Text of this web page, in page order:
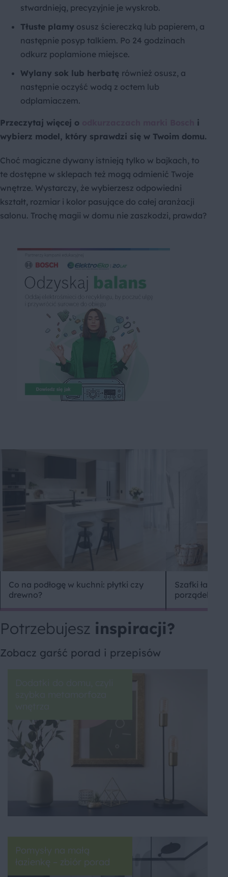
stwardnieją, precyzyjnie je wyskrob.
Tłuste plamy osusz ściereczką lub papierem, a
następnie posyp talkiem. Po 24 godzinach
odkurz poplamione miejsce.
Wylany sok lub herbatę również osusz, a
następnie oczyść wodą z octem lub
odplamiaczem.
Przeczytaj więcej o
i
wybierz model, który sprawdzi się w Twoim domu.
Choć magiczne dywany istnieją tylko w bajkach, to
te dostępne w sklepach też mogą odmienić Twoje
wnętrze. Wystarczy, że wybierzesz odpowiedni
kształt, rozmiar i kolor pasujące do całej aranżacji
salonu. Trochę magii w domu nie zaszkodzi, prawda?
Co na podłogę w kuchni: płytki czy
drewno?
Szafki
porządek w
Potrzebujesz inspiracji?
Zobacz garść porad i przepisów
Pomysły na małą
łazienkę – zbiór porad